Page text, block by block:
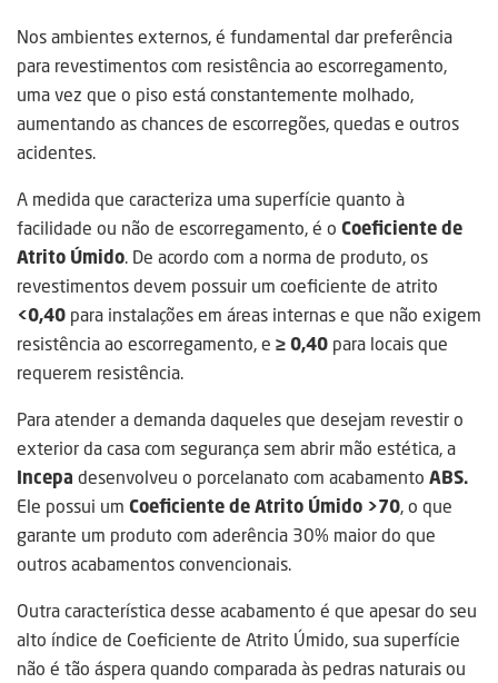
Nos ambientes externos, é fundamental dar preferência
para revestimentos com resistência ao escorregamento,
uma vez que o piso está constantemente molhado,
aumentando as chances de escorregões, quedas e outros
acidentes.
A medida que caracteriza uma superfície quanto à
facilidade ou não de escorregamento, é o Coeficiente de
Atrito Úmido. De acordo com a norma de produto, os
revestimentos devem possuir um coeficiente de atrito
<0,40 para instalações em áreas internas e que não exigem
resistência ao escorregamento, e ≥ 0,40 para locais que
requerem resistência.
Para atender a demanda daqueles que desejam revestir o
exterior da casa com segurança sem abrir mão estética, a
Incepa desenvolveu o porcelanato com acabamento ABS.
Ele possui um Coeficiente de Atrito Úmido >70, o que
garante um produto com aderência 30% maior do que
outros acabamentos convencionais.
Outra característica desse acabamento é que apesar do seu
alto índice de Coeficiente de Atrito Úmido, sua superfície
não é tão áspera quando comparada às pedras naturais ou